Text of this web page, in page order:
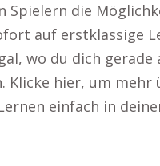
Spielern die
auf erstklassige
wo du dich
hier, um mehr
einfach in